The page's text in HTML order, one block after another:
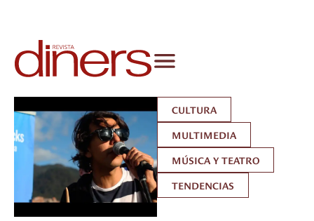
CULTURA
MULTIMEDIA
MÚSICA Y TEATRO
TENDENCIAS